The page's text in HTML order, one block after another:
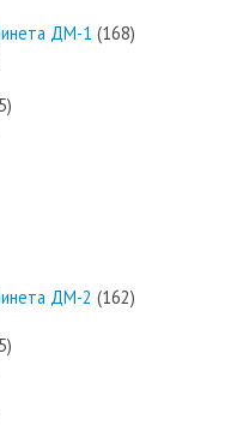
ДМ-1 (168)
ДМ-2 (162)